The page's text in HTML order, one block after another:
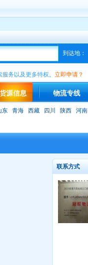
到达地：
务以及更多特权。 立即申请？
货源信息 物流专线
东 青海 西藏 四川 陕西 河南
联系方式